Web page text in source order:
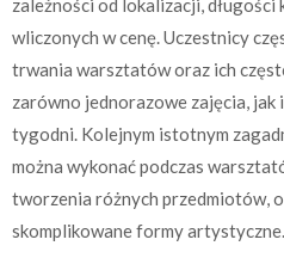
zależności od lokalizacji, długości
wliczonych w cenę. Uczestnicy
trwania warsztatów oraz ich
zarówno jednorazowe zajęcia, jak
tygodni. Kolejnym istotnym
można wykonać podczas
tworzenia różnych przedmiotów,
skomplikowane formy artystyczne.